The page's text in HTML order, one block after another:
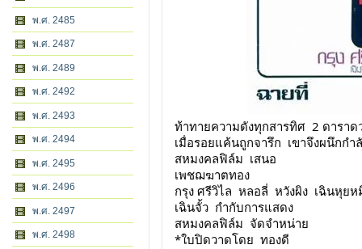
พ.ศ. 2485
พ.ศ. 2487
พ.ศ. 2489
พ.ศ. 2492
พ.ศ. 2493
พ.ศ. 2494
พ.ศ. 2495
พ.ศ. 2496
พ.ศ. 2497
พ.ศ. 2498
ท้าทายความดังทุกสารทิศ  2 ดารา
เมื่อรอยแค้นถูกจารึก  เขาจึงผนึกกำ
สหมงคลฟิล์ม  เสนอ
เพชฌฆาตทอง
กรุง ศรีวิไล  หลอลี่  หวังผิง  เฉินหุยห
เฉินจั้ว  กำกับการแสดง
สหมงคลฟิล์ม  จัดจำหน่าย
*ใบปิดวาดโดย  ทองดี